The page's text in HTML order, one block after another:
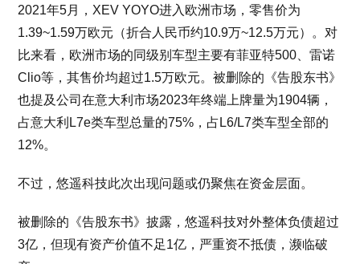
2021年5月，XEV YOYO进入欧洲市场，零售价为
1.39~1.59万欧元（折合人民币约10.9万~12.5万元）。对
比来看，欧洲市场的同级别车型主要有菲亚特500、雷诺
Clio等，其售价均超过1.5万欧元。被删除的《告股东书》
也提及公司在意大利市场2023年终端上牌量为1904辆，
占意大利L7e类车型总量的75%，占L6/L7类车型全部的
12%。
不过，悠遥科技此次出现问题或仍聚焦在资金层面。
被删除的《告股东书》披露，悠遥科技对外整体负债超过
3亿，但现有资产价值不足1亿，严重资不抵债，濒临破